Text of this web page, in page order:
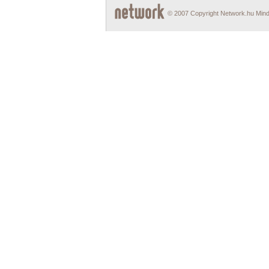
© 2007 Copyright Network.hu